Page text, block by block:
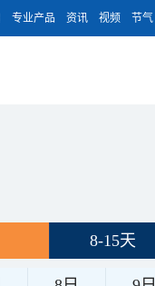
专业产品 资讯 视频 节气
8-15天